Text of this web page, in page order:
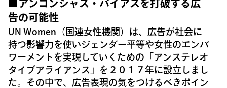
アンコンシャス・バイアスを打破する広
告の可能性
UN Women（国連女性機関）は、広告が社会に
持つ影響力を使いジェンダー平等や女性のエンパ
ワーメントを実現していくための「アンステレオ
タイプアライアンス」を２０１７年に設立しまし
た。その中で、広告表現の気をつけるべきポイン